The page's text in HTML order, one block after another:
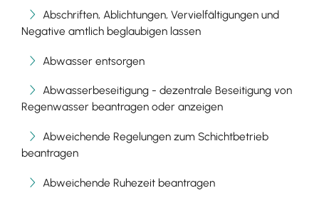
Abschriften, Ablichtungen, Vervielfältigungen und
Negative amtlich beglaubigen lassen
Abwasser entsorgen
Abwasserbeseitigung - dezentrale Beseitigung von
Regenwasser beantragen oder anzeigen
Abweichende Regelungen zum Schichtbetrieb
beantragen
Abweichende Ruhezeit beantragen